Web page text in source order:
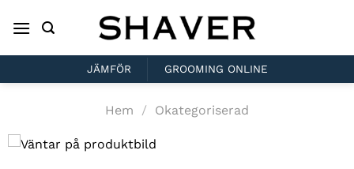
JÄMFÖR GROOMING ONLINE
Hem / Okategoriserad